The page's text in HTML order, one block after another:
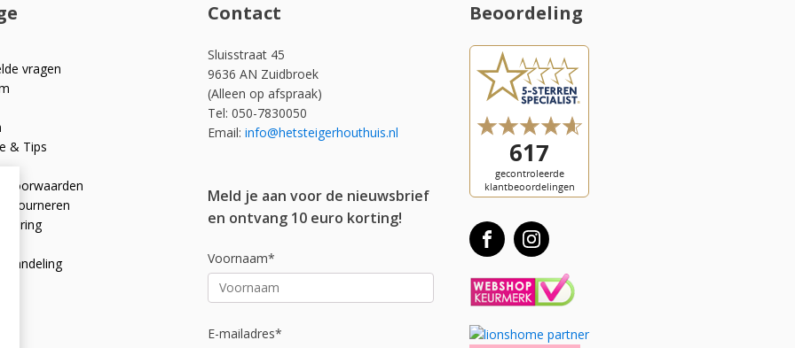
vragen
& Tips
voorwaarden
retourneren
Contact
Sluisstraat 45
9636 AN Zuidbroek
(Alleen op afspraak)
Tel: 050-7830050
Email: info@hetsteigerhouthuis.nl
Meld je aan voor de nieuwsbrief
en ontvang 10 euro korting!
Voornaam*
E-mailadres*
Beoordeling